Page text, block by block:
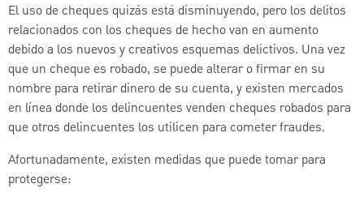
El uso de cheques quizás está disminuyendo, pero los delitos
relacionados con los cheques de hecho van en aumento
debido a los nuevos y creativos esquemas delictivos. Una vez
que un cheque es robado, se puede alterar o firmar en su
nombre para retirar dinero de su cuenta, y existen mercados
en línea donde los delincuentes venden cheques robados para
que otros delincuentes los utilicen para cometer fraudes.
Afortunadamente, existen medidas que puede tomar para
protegerse: